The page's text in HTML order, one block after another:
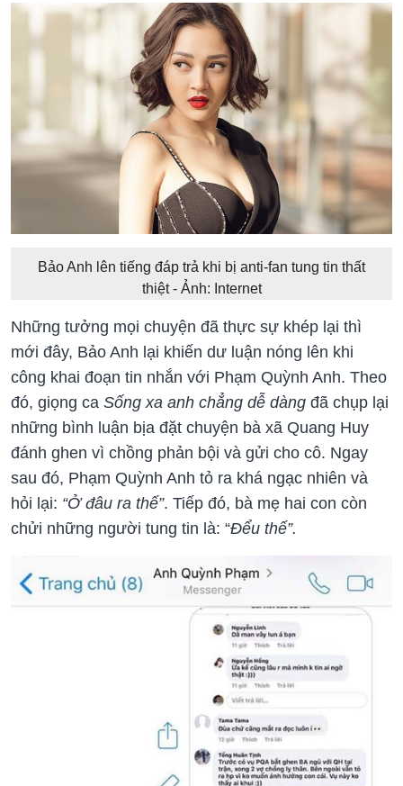
Bảo Anh lên tiếng đáp trả khi bị anti-fan tung tin thất
thiệt - Ảnh: Internet
Những tưởng mọi chuyện đã thực sự khép lại thì
mới đây, Bảo Anh lại khiến dư luận nóng lên khi
công khai đoạn tin nhắn với Phạm Quỳnh Anh. Theo
đó, giọng ca Sống xa anh chẳng dễ dàng đã chụp lại
những bình luận bịa đặt chuyện bà xã Quang Huy
đánh ghen vì chồng phản bội và gửi cho cô. Ngay
sau đó, Phạm Quỳnh Anh tỏ ra khá ngạc nhiên và
hỏi lại: “Ở đâu ra thế”. Tiếp đó, bà mẹ hai con còn
chửi những người tung tin là: “Đểu thế”.